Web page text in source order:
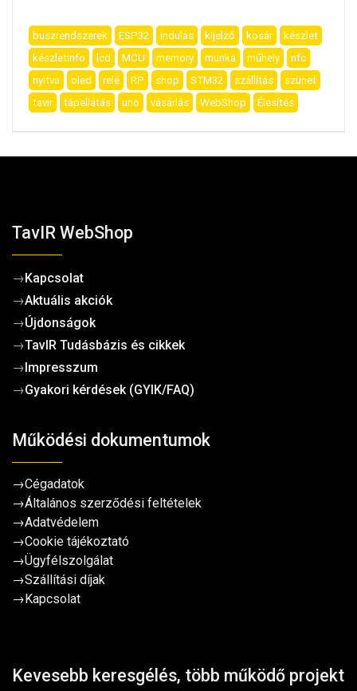
buszrendszerek ESP32 indulás kijelző kosár
készlet
készletinfo
lcd MCU memory munka műhely
nfc
nyitva
oled relé RP shop STM32 szállítás
szünet
tavir
tápellátás uno vásárlás WebShop Élesítés
TavIR WebShop
→Kapcsolat
→Aktuális akciók
→Újdonságok
→TavIR Tudásbázis és cikkek
→Impresszum
→Gyakori kérdések (GYIK/FAQ)
Működési dokumentumok
→Cégadatok
→Általános szerződési feltételek
→Adatvédelem
→Cookie tájékoztató
→Ügyfélszolgálat
→Szállítási díjak
→Kapcsolat
Kevesebb keresgélés, több működő projekt